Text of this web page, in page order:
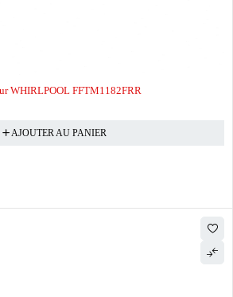
WHIRLPOOL FFTM1182FRR
AJOUTER AU PANIER